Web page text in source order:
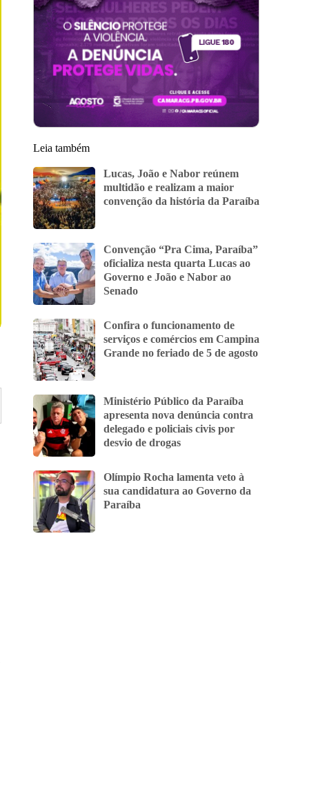
Leia também
Lucas, João e Nabor reúnem
multidão e realizam a maior
convenção da história da Paraíba
Convenção “Pra Cima, Paraíba”
oficializa nesta quarta Lucas ao
Governo e João e Nabor ao
Senado
Confira o funcionamento de
serviços e comércios em Campina
Grande no feriado de 5 de agosto
Ministério Público da Paraíba
apresenta nova denúncia contra
delegado e policiais civis por
desvio de drogas
Olímpio Rocha lamenta veto à
sua candidatura ao Governo da
Paraíba